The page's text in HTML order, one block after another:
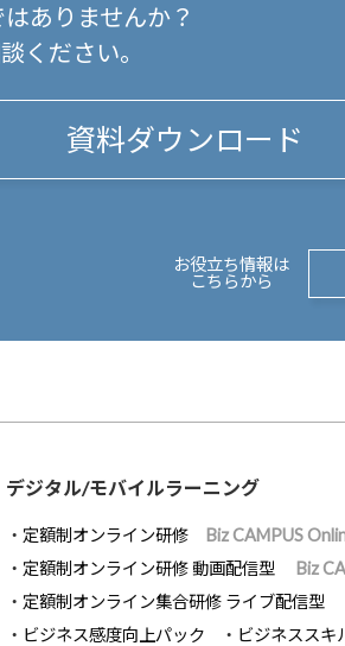
ありませんか？
ください。
資料ダウンロード
お役立ち情報は
こちらから
デジタル/モバイルラーニング
定額制オンライン研修
Biz CAMPUS
定額制オンライン研修 動画配信型
Biz
定額制オンライン集合研修 ライブ配信型
ビジネス感度向上パック
ビジネススキ